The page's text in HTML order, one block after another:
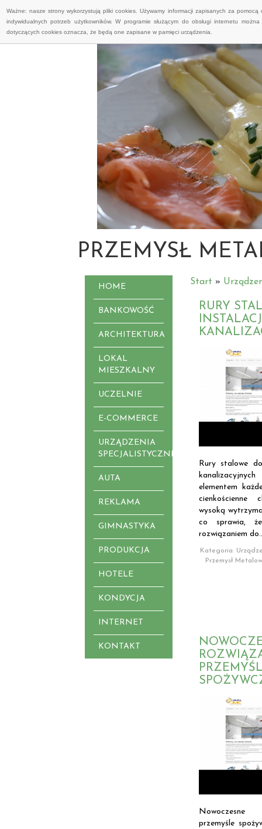
Ważne: nasze strony wykorzystują pliki cookies. Używamy informacji zapisanych za
indywidualnych potrzeb użytkowników. W programie służącym do obsługi internetu
dotyczących cookies oznacza, że będą one zapisane w pamięci urządzenia.
PRZEMYSŁ
HOME
BANKOWOŚĆ
ARCHITEKTURA
LOKAL
MIESZKALNY
UCZELNIE
E-COMMERCE
URZĄDZENIA
SPECJALISTYCZNE
AUTA
REKLAMA
GIMNASTYKA
PRODUKCJA
HOTELE
KONDYCJA
INTERNET
KONTAKT
Start »
RURY
Rury stalowe
elementem
cienkościenne
wysoką
co sprawia,
rozwiązaniem
Kategoria:
Przemysł
przemyśle